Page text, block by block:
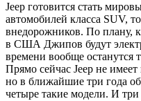
Jeep готовится стать
автомобилей класса SUV,
внедорожников. По плану,
в США Джипов будут
времени вообще останутся
Прямо сейчас Jeep не
но в ближайшие три года
четыре такие модели. И